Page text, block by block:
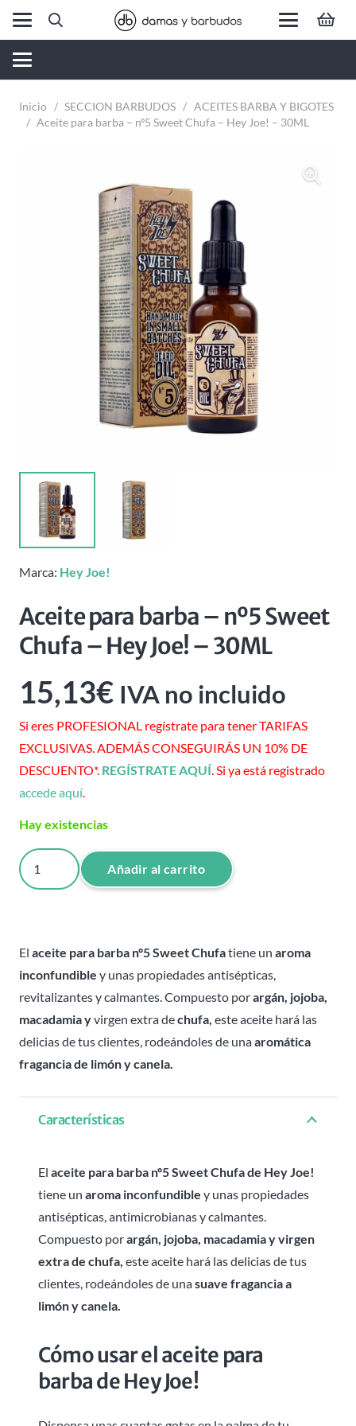
Inicio / SECCION BARBUDOS / ACEITES BARBA Y BIGOTES
/ Aceite para barba – nº5 Sweet Chufa – Hey Joe! – 30ML
Marca: Hey Joe!
Aceite para barba – nº5 Sweet
Chufa – Hey Joe! – 30ML
15,13€ IVA no incluido
Si eres PROFESIONAL regístrate para tener TARIFAS
EXCLUSIVAS. ADEMÁS CONSEGUIRÁS UN 10% DE
DESCUENTO*. REGÍSTRATE AQUÍ. Si ya está registrado
accede aquí.
Hay existencias
Aceite
para
nº5
Sweet
Chufa
Hey
Joe!
cantidad
Añadir al carrito
El aceite para barba nº5 Sweet Chufatiene un aroma
inconfundible y unas propiedades antisépticas,
revitalizantes y calmantes. Compuesto porargán, jojoba,
macadamia yvirgen extra dechufa, este aceite hará las
delicias de tus clientes, rodeándoles de unaaromática
fragancia de limón y canela.
Características
El aceite para barba nº5 Sweet Chufa de Hey Joe!
tiene un aroma inconfundible y unas propiedades
antisépticas, antimicrobianas y calmantes.
Compuesto porargán, jojoba, macadamia y virgen
extra de chufa, este aceite hará las delicias de tus
clientes, rodeándoles de unasuave fragancia a
limón y canela.
Cómo usar el aceite para
barba de Hey Joe!